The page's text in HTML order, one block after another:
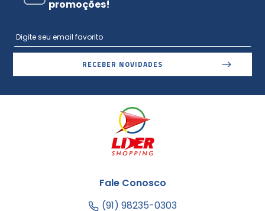
promoções!
RECEBER NOVIDADES
Fale Conosco
(91) 98235-0303